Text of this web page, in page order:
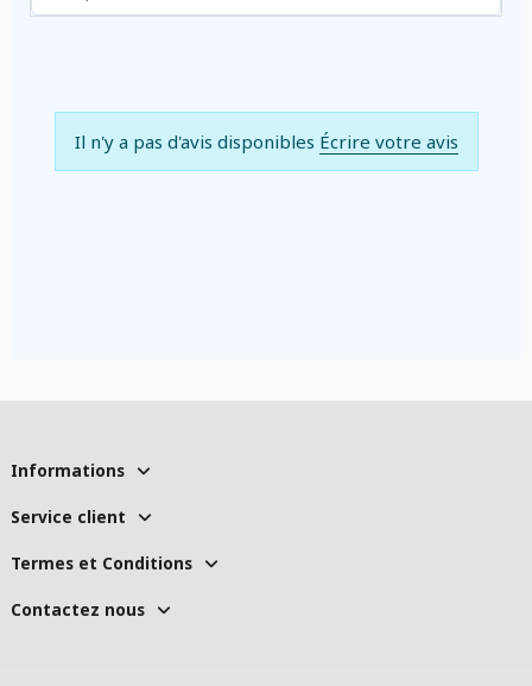
Il n'y a pas d'avis disponibles Écrire votre avis
Informations
Service client
Termes et Conditions
Contactez nous